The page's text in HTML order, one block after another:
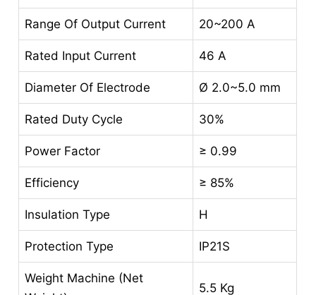
Range Of Output Current 20~200 A
Rated Input Current 46 A
Diameter Of Electrode Ø 2.0~5.0 mm
Rated Duty Cycle 30%
Power Factor ≥ 0.99
Efficiency ≥ 85%
Insulation Type H
Protection Type IP21S
Weight Machine (Net
5.5 Kg